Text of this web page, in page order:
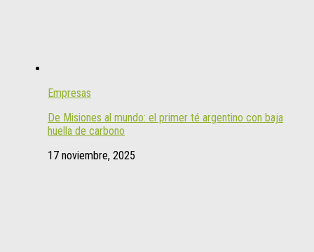
Empresas
De Misiones al mundo: el primer té argentino con baja
huella de carbono
17 noviembre, 2025